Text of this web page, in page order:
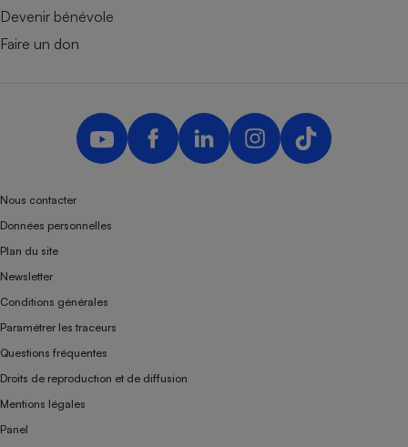
Devenir bénévole
Faire un don
Nous contacter
Données personnelles
Plan du site
Newsletter
Conditions générales
Paramétrer les traceurs
Questions fréquentes
Droits de reproduction et de diffusion
Mentions légales
Panel